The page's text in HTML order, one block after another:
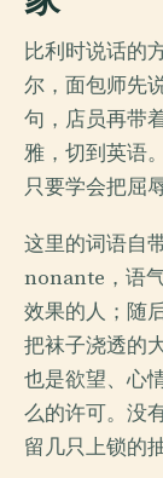
比利时说话的
尔，面包师先
句，店员再带
雅，切到英语
只要学会把屈
这里的词语自
nonante，语
效果的人；随
把袜子浇透的
也是欲望、心
么的许可。没
留几只上锁的